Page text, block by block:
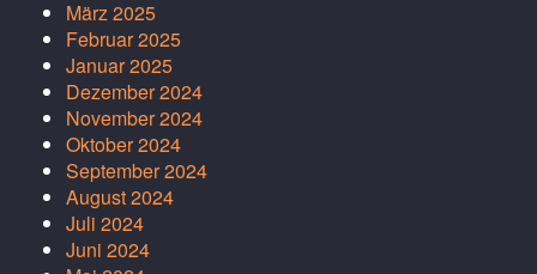
März 2025
Februar 2025
Januar 2025
Dezember 2024
November 2024
Oktober 2024
September 2024
August 2024
Juli 2024
Juni 2024